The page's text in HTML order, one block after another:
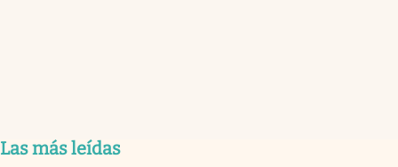
Las más leídas